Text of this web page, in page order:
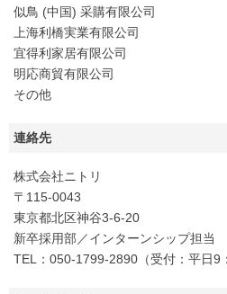
似鳥 (中国) 采購有限公司
上海利橋実業有限公司
宜得利家居有限公司
明応商貿有限公司
その他
連絡先
株式会社ニトリ
〒115-0043
東京都北区神谷3-6-20
新卒採用部／インターンシップ担当
TEL：050-1799-2890（受付：平日9